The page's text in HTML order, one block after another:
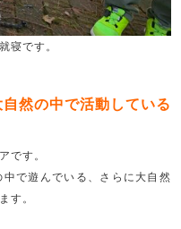
寝です。
然の中で活動している
です。
で遊んでいる、さらに大自然
す。